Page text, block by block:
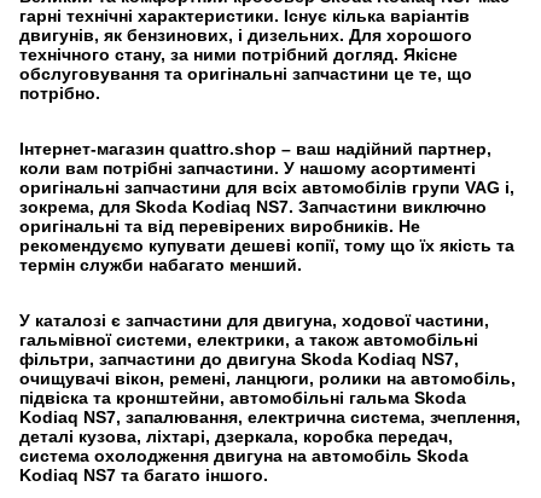
гарні технічні характеристики. Існує кілька варіантів
двигунів, як бензинових, і дизельних. Для хорошого
технічного стану, за ними потрібний догляд. Якісне
обслуговування та оригінальні запчастини це те, що
потрібно.
Інтернет-магазин quattro.shop – ваш надійний партнер,
коли вам потрібні запчастини. У нашому асортименті
оригінальні запчастини для всіх автомобілів групи VAG і,
зокрема, для Skoda Kodiaq NS7. Запчастини виключно
оригінальні та від перевірених виробників. Не
рекомендуємо купувати дешеві копії, тому що їх якість та
термін служби набагато менший.
У каталозі є запчастини для двигуна, ходової частини,
гальмівної системи, електрики, а також автомобільні
фільтри, запчастини до двигуна Skoda Kodiaq NS7,
очищувачі вікон, ремені, ланцюги, ролики на автомобіль,
підвіска та кронштейни, автомобільні гальма Skoda
Kodiaq NS7, запалювання, електрична система, зчеплення,
деталі кузова, ліхтарі, дзеркала, коробка передач,
система охолодження двигуна на автомобіль Skoda
Kodiaq NS7 та багато іншого.